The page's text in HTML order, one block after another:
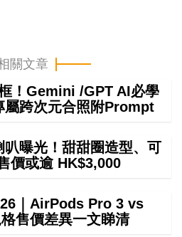
關文章
！Gemini /GPT AI必學
屬跨次元合照附Prompt
曝光！甜甜圈造型、可
價或逾 HK$3,000
｜AirPods Pro 3 vs
售價差異一文睇清